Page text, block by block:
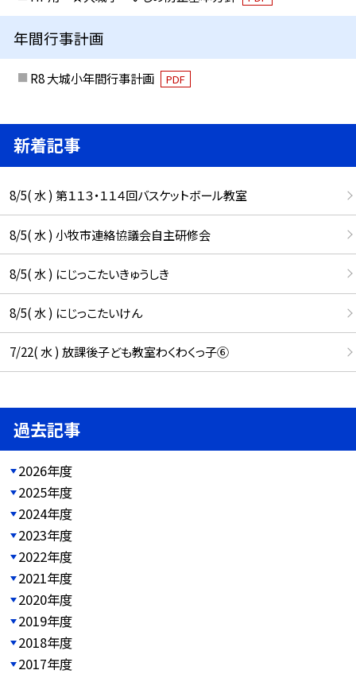
年間行事計画
R8 大城小年間行事計画 PDF
新着記事
8/5( 水 ) 第１１３・１１４回バスケットボール教室
8/5( 水 ) 小牧市連絡協議会自主研修会
8/5( 水 ) にじっこたいきゅうしき
8/5( 水 ) にじっこたいけん
7/22( 水 ) 放課後子ども教室わくわくっ子⑥
過去記事
2026年度
2025年度
2024年度
2023年度
2022年度
2021年度
2020年度
2019年度
2018年度
2017年度